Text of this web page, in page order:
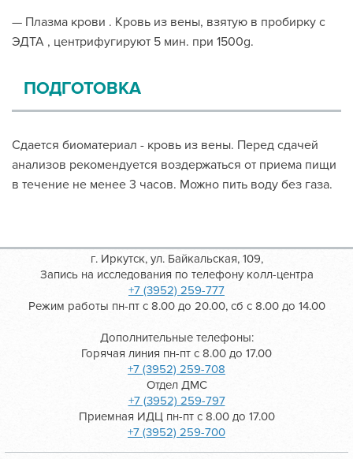
— Плазма крови . Кровь из вены, взятую в пробирку с
ЭДТА , центрифугируют 5 мин. при 1500g.
ПОДГОТОВКА
Сдается биоматериал - кровь из вены. Перед сдачей
анализов рекомендуется воздержаться от приема пищи
в течение не менее 3 часов. Можно пить воду без газа.
г. Иркутск, ул. Байкальская, 109,
Запись на исследования по телефону колл-центра
+7 (3952) 259-777
Режим работы пн-пт с 8.00 до 20.00, сб с 8.00 до 14.00
Дополнительные телефоны:
Горячая линия пн-пт с 8.00 до 17.00
+7 (3952) 259-708
Отдел ДМС
+7 (3952) 259-797
Приемная ИДЦ пн-пт с 8.00 до 17.00
+7 (3952) 259-700